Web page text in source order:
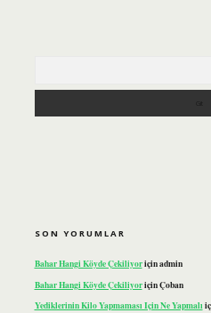
SON YORUMLAR
Bahar Hangi Köyde Çekiliyoriçinadmin
Bahar Hangi Köyde ÇekiliyoriçinÇoban
Yediklerinin Kilo Yapmaması Için Ne Yapmalı